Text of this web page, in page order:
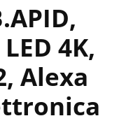
4K,
Alexa